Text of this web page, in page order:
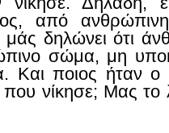
από
δηλώνει ότι
σώμα, μη
Και ποιος ήταν ο
νίκησε; Μας το